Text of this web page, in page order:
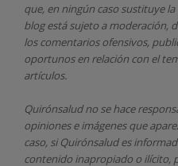
que, en ningún caso sustituye
blog está sujeto a moderación,
los comentarios ofensivos,
oportunos en relación con el
artículos.
Quirónsaludno se hace
opiniones e imágenes que
caso, si Quirónsaludes
contenido inapropiado o ilícito,